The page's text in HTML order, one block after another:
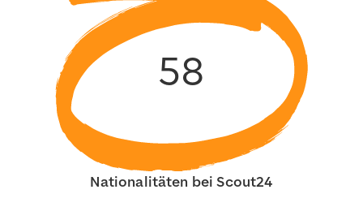
58
Nationalitäten bei Scout24